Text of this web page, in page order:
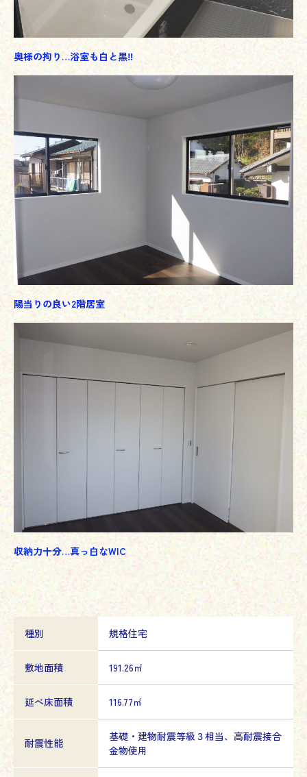
奥様の拘り…浴室も白と黒‼
陽当りの良い2階居室
収納力十分…真っ白なWIC
種別 規格住宅
敷地面積 191.26㎡
延べ床面積 116.77㎡
耐震性能
基礎・建物耐震等級３相当、高耐震接合
金物使用